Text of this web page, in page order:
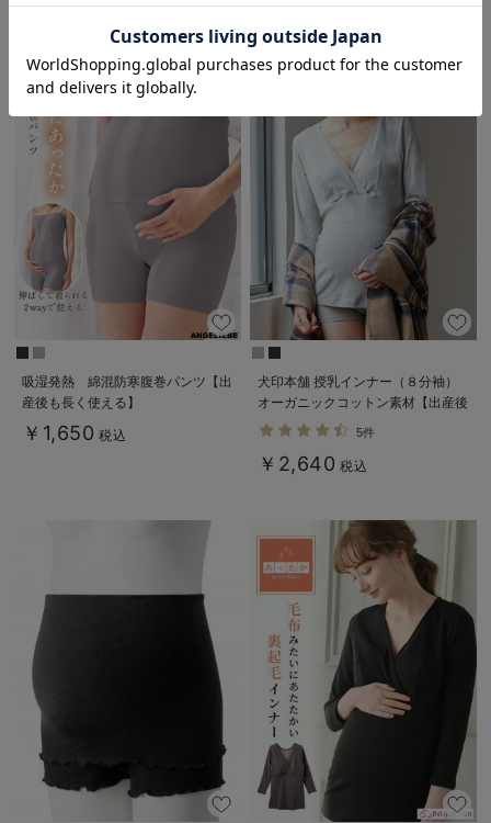
吸湿発熱 綿混防寒腹巻パンツ【出
産後も長く使える】
￥1,650 税込
犬印本舗 授乳インナー（８分袖）
オーガニックコットン素材【出産後
も長く使える】
5件
￥2,640 税込
お気に入り商品を確認する